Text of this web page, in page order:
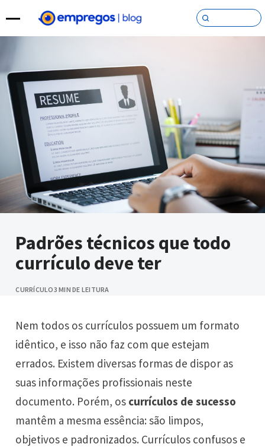
Pular para o conteúdo
Padrões técnicos que todo
currículo deve ter
CURRÍCULO3 MIN DE LEITURA
Nem todos os currículos possuem um formato
idêntico, e isso não faz com que estejam
errados. Existem diversas formas de dispor as
suas informações profissionais neste
documento. Porém, os currículos de sucesso
mantêm a mesma essência: são limpos,
objetivos e padronizados. Currículos confusos e